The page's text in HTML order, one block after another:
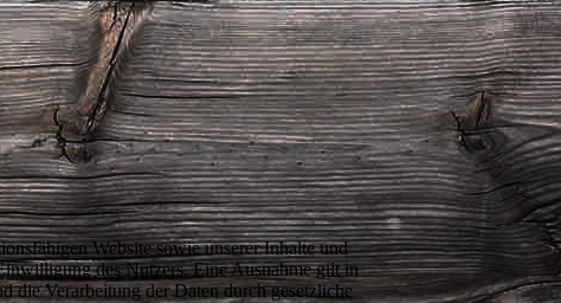
Website sowie unserer Inhalte und
des Nutzers. Eine Ausnahme gilt in
die Verarbeitung der Daten durch gesetzliche